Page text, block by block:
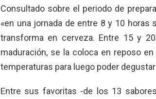
Consultado sobre el periodo de
«en una jornada de entre 8 y 10 horas
transforma en cerveza. Entre 15 y
maduración, se la coloca en reposo
temperaturas para luego poder
Entre sus favoritas -de los 13